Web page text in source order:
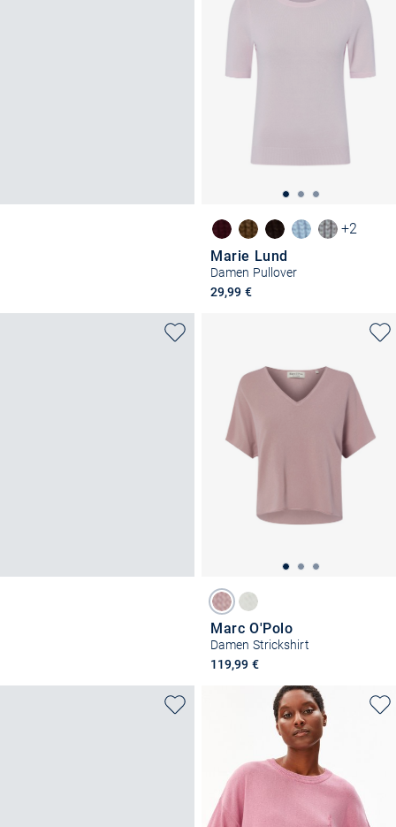
+2
Marie Lund
Damen Pullover
29,99 €
Marc O'Polo
Damen Strickshirt
119,99 €